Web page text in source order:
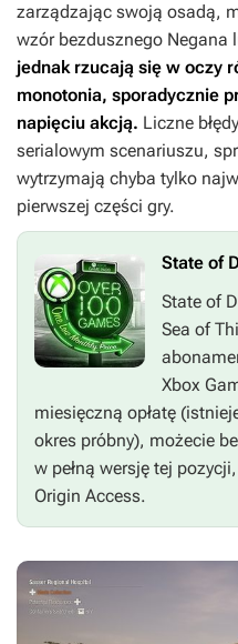
zarządzając swoją osadą,
wzór bezdusznego Negana
jednak rzucają się w oczy
monotonia, sporadycznie
napięciu akcją. Liczne
serialowym scenariuszu,
wytrzymają chyba tylko
pierwszej części gry.
State of
State of
Sea of
Xbox
miesięczną opłatę
okres próbny), możecie
w pełną wersję tej
Origin Access.